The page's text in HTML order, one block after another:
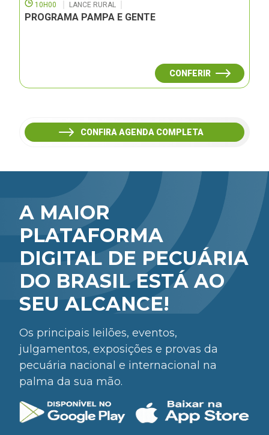
10H00 LANCE RURAL
PROGRAMA PAMPA E GENTE
CONFERIR
CONFIRA AGENDA COMPLETA
A MAIOR
PLATAFORMA
DIGITAL DE PECUÁRIA
DO BRASIL ESTÁ AO
SEU ALCANCE!
Os principais leilões, eventos,
julgamentos, exposições e provas da
pecuária nacional e internacional na
palma da sua mão.